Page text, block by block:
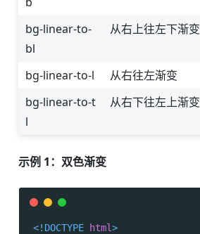
bg-linear-to-
bl
从右上往左下渐变
bg-linear-to-l
从右往左渐变
bg-linear-to-t
l
从右下往左上渐变
示例 1：双色渐变
<!DOCTYPE html>